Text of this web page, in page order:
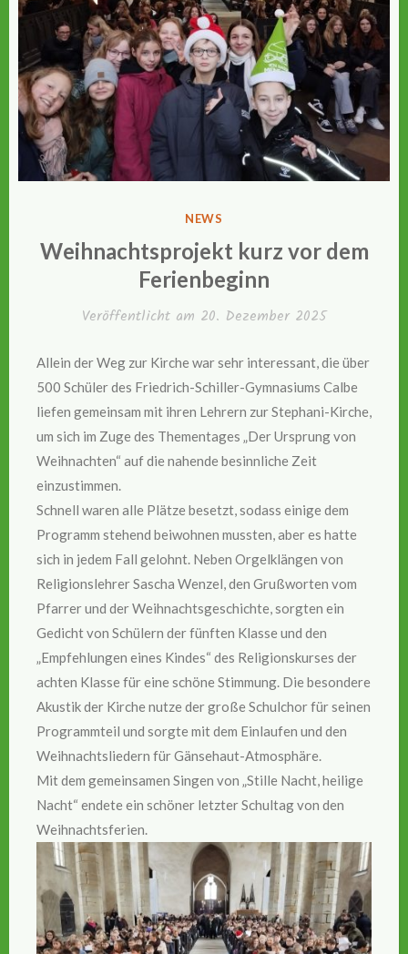
VERÖFFENTLICHT
IN
NEWS
Weihnachtsprojekt kurz vor dem
Ferienbeginn
Veröffentlicht am 20. Dezember 2025
Allein der Weg zur Kirche war sehr interessant, die über
500 Schüler des Friedrich-Schiller-Gymnasiums Calbe
liefen gemeinsam mit ihren Lehrern zur Stephani-Kirche,
um sich im Zuge des Thementages „Der Ursprung von
Weihnachten“ auf die nahende besinnliche Zeit
einzustimmen.
Schnell waren alle Plätze besetzt, sodass einige dem
Programm stehend beiwohnen mussten, aber es hatte
sich in jedem Fall gelohnt. Neben Orgelklängen von
Religionslehrer Sascha Wenzel, den Grußworten vom
Pfarrer und der Weihnachtsgeschichte, sorgten ein
Gedicht von Schülern der fünften Klasse und den
„Empfehlungen eines Kindes“ des Religionskurses der
achten Klasse für eine schöne Stimmung. Die besondere
Akustik der Kirche nutze der große Schulchor für seinen
Programmteil und sorgte mit dem Einlaufen und den
Weihnachtsliedern für Gänsehaut-Atmosphäre.
Mit dem gemeinsamen Singen von „Stille Nacht, heilige
Nacht“ endete ein schöner letzter Schultag von den
Weihnachtsferien.